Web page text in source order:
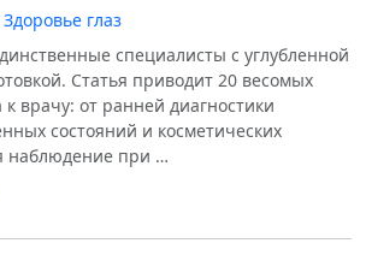
Здоровье глаз
специалисты с углубленной
Статья приводит 20 весомых
врачу: от ранней диагностики
состояний и косметических
наблюдение при …